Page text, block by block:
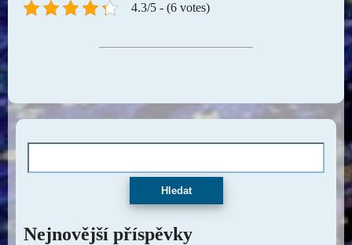
4.3/5 - (6 votes)
Hledat
Nejnovější příspěvky